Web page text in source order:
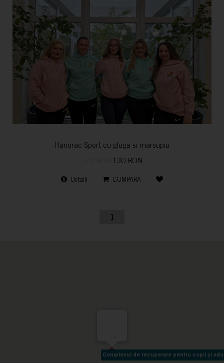
Hanorac Sport cu gluga si marsupiu
130 RON
Detalii CUMPARA
1
Complexul de recuperare pentru copii și
Complexul de recuperare pentru copii și
-